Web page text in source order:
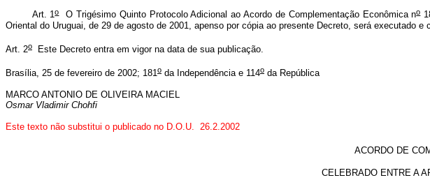
Art. 1oO Trigésimo Quinto Protocolo Adicional ao Acordo de Complementação Econômica no
Oriental do Uruguai, de 29 de agosto de 2001, apenso por cópia ao presente Decreto, será executado e
Art. 2o Este Decreto entra em vigor na data de sua publicação.
Brasília, 25 de fevereiro de 2002; 181o da Independência e 114o da República
MARCO ANTONIO DE OLIVEIRA MACIEL
Osmar Vladimir Chohfi
Este texto não substitui o publicado no D.O.U. 26.2.2002
ACORDO DE
CELEBRADO ENTRE A